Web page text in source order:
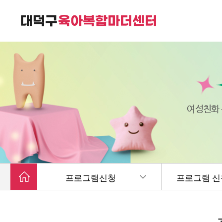
대덕구육아복합마더센터는
여성친화
프로그램신청 프로그램